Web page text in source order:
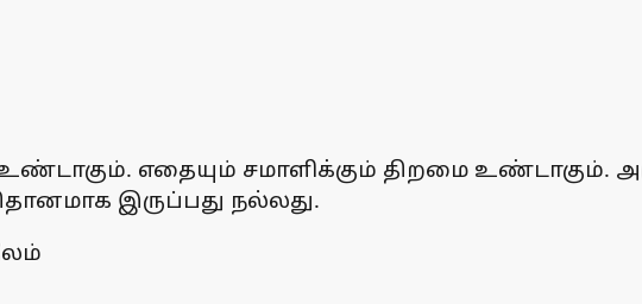
எதையும் சமாளிக்கும் திறமை உண்டாகும்.
இருப்பது நல்லது.